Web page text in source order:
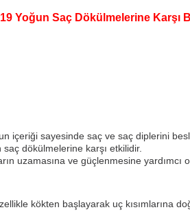
Yoğun Saç Dökülmelerine Karşı
içeriği sayesinde saç ve saç diplerini
dökülmelerine karşı etkilidir.
uzamasına ve güçlenmesine yardımcı
kökten başlayarak uç kısımlarına